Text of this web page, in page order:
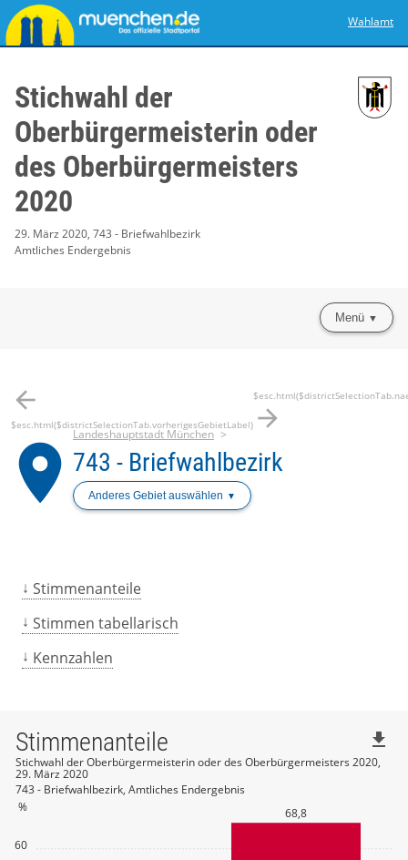
Wahlamt
Stichwahl der
Oberbürgermeisterin oder
des Oberbürgermeisters
2020
29. März 2020, 743 - Briefwahlbezirk
Amtliches Endergebnis
Menü
arrow_back
$esc.html($districtSelectionTab.vorherigesGebietLabel) arrow_forward
place
Landeshauptstadt München
743 - Briefwahlbezirk
Anderes Gebiet auswählen
Stimmenanteile
Stimmen tabellarisch
Kennzahlen
60
% 68,8
Stimmenanteile
Stichwahl der Oberbürgermeisterin oder des Oberbürgermeisters 2020,
29. März 2020
743 - Briefwahlbezirk, Amtliches Endergebnis
file_download